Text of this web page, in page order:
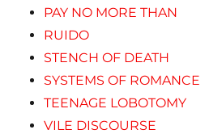
PAY NO MORE THAN
RUIDO
STENCH OF DEATH
SYSTEMS OF ROMANCE
TEENAGE LOBOTOMY
VILE DISCOURSE